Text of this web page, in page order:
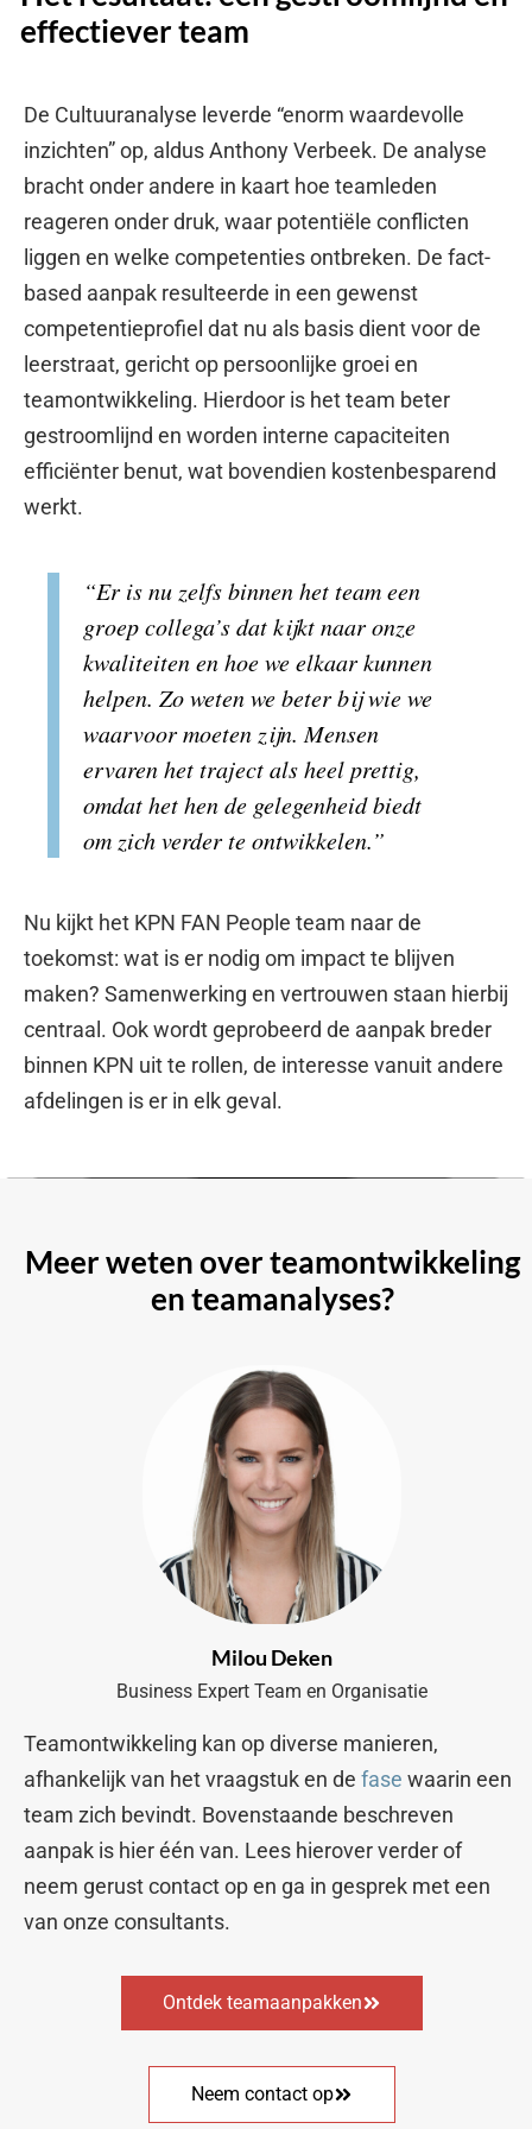
effectiever team
De Cultuuranalyse leverde “enorm waardevolle
inzichten” op, aldus Anthony Verbeek. De analyse
bracht onder andere in kaart hoe teamleden
reageren onder druk, waar potentiële conflicten
liggen en welke competenties ontbreken. De fact-
based aanpak resulteerde in een gewenst
competentieprofiel dat nu als basis dient voor de
leerstraat, gericht op persoonlijke groei en
teamontwikkeling. Hierdoor is het team beter
gestroomlijnd en worden interne capaciteiten
efficiënter benut, wat bovendien kostenbesparend
werkt.
“Er is nu zelfs binnen het team een
groep collega’s dat kijkt naar onze
kwaliteiten en hoe we elkaar kunnen
helpen. Zo weten we beter bij wie we
waarvoor moeten zijn. Mensen
ervaren het traject als heel prettig,
omdat het hen de gelegenheid biedt
om zich verder te ontwikkelen.”
Nu kijkt het KPN FAN People team naar de
toekomst: wat is er nodig om impact te blijven
maken? Samenwerking en vertrouwen staan hierbij
centraal. Ook wordt geprobeerd de aanpak breder
binnen KPN uit te rollen, de interesse vanuit andere
afdelingen is er in elk geval.
Meer weten over teamontwikkeling
en teamanalyses?
Milou Deken
Business Expert Team en Organisatie
Teamontwikkeling kan op diverse manieren,
afhankelijk van het vraagstuk en de fase waarin een
team zich bevindt. Bovenstaande beschreven
aanpak is hier één van. Lees hierover verder of
neem gerust contact op en ga in gesprek met een
van onze consultants.
Ontdek teamaanpakken
Neem contact op